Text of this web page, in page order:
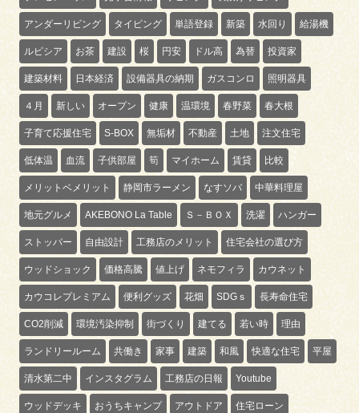
アンダーリビング タイピング 単語登録 新築 水回り 給湯機
ルピシア お茶 建設 桜 円安 ドル高 為替 投資家
建築材料 日本経済 設備器具の納期 ガスコンロ 照明器具
４月 新しい オープン 健康 温環境 春野菜 春大根
子育て応援住宅 S-BOX 無垢材 不動産 土地 注文住宅
低体温 血流 子供部屋 筍 マイホーム 賃貸 比較
メリットベメリット 静岡市ラーメン なすソバ 中華料理屋
地元グルメ AKEBONO La Table Ｓ－ＢＯＸ 洗濯 ハンガー
ストッパー 自由設計 工務店のメリット 住宅会社の選び方
ウッドショック 価格高騰 値上げ ネモフィラ カウネット
カウコレプレミアム 便利グッズ 花畑 SDGｓ 長寿命住宅
CO2削減 環境汚染抑制 街づくり 建てる 若い時 理由
ランドリールーム 共働き 家事 建築 和風 快適な住宅 平屋
清水第二中 インスタグラム 工務店の日報 Youtube
ウッドデッキ おうちキャンプ アウトドア 住宅ローン